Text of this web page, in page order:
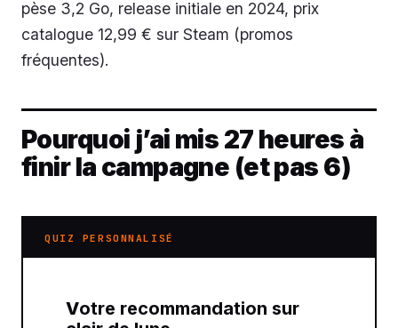
pèse 3,2 Go, release initiale en 2024, prix
catalogue 12,99 € sur Steam (promos
fréquentes).
Pourquoi j’ai mis 27 heures à
finir la campagne (et pas 6)
QUIZ PERSONNALISÉ
Votre recommandation sur